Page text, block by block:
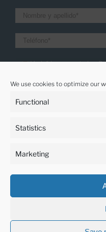
We use cookies to optimize our
Functional
Statistics
Marketing
He leído y acepto las
Quiero
Español